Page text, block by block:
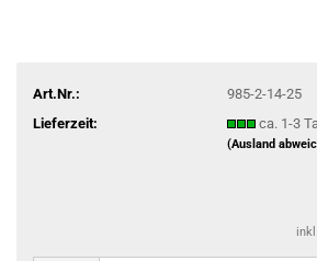
Art.Nr.:
985-2-14-25
Lieferzeit:
ca. 1-3
(Ausland